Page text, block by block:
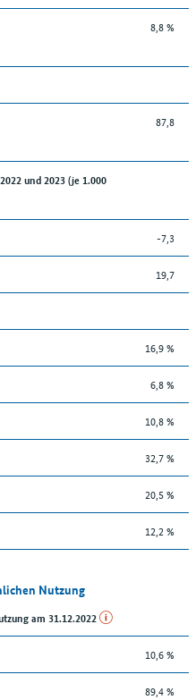
8,8 %
87,8
und 2023 (je 1.000
-7,3
19,7
16,9 %
6,8 %
10,8 %
32,7 %
20,5 %
12,2 %
Nutzung
am 31.12.2022
10,6 %
89,4 %